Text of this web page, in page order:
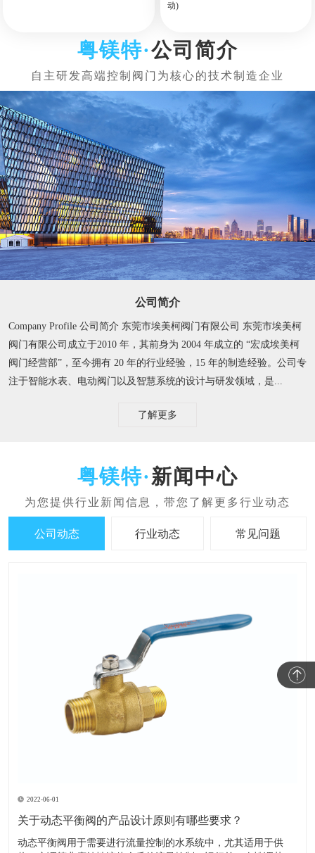
动)
公司简介
公司简介
Company Profile 公司简介 东莞市埃美柯阀门有限公司 东莞市埃美柯
阀门有限公司成立于2010 年，其前身为 2004 年成立的 “宏成埃美柯
阀门经营部”，至今拥有 20 年的行业经验，15 年的制造经验。​ 公司专
注于智能水表、电动阀门以及智慧系统的设计与研发领域，是...
了解更多
新闻中心
公司动态 行业动态 常见问题
2022-06-01
关于动态平衡阀的产品设计原则有哪些要求？
​动态平衡阀用于需要进行流量控制的水系统中，尤其适用于供